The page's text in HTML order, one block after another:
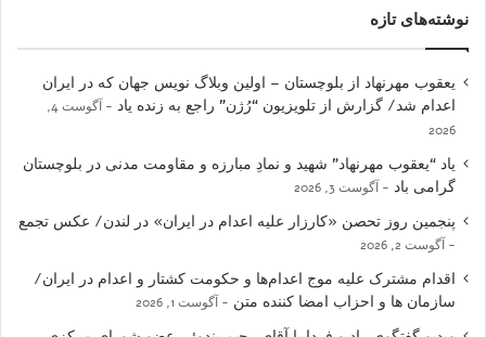
نوشته‌های تازه
یعقوب مهرنهاد از بلوچستان – اولین وبلاگ نویس جهان که در ایران
اعدام شد/ گزارش از تلویزیون “رُژن” راجع به زنده یاد
آگوست 4,
2026
یاد “یعقوب مهرنهاد” شهید و نمادِ مبارزه و مقاومت مدنی در بلوچستان
گرامی باد
آگوست 3, 2026
پنجمین روز تحصن «کارزار علیه اعدام در ایران» در لندن/ عکس تجمع
آگوست 2, 2026
اقدام مشترک علیه موج اعدام‌ها و حکومت کشتار و اعدام در ایران/
سازمان ها و احزاب امضا کننده متن
آگوست 1, 2026